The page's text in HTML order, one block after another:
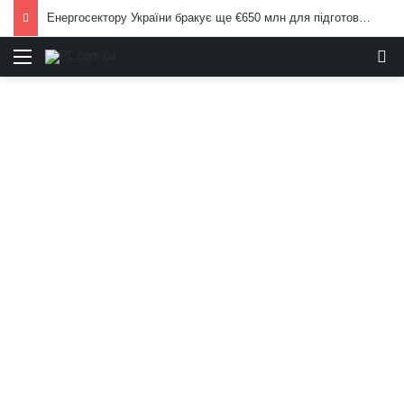
Енергосектору України бракує ще €650 млн для підготовки до опалювального сезону: Корецький попередив населення
Меню